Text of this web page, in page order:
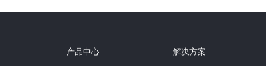
产品中心
解决方案